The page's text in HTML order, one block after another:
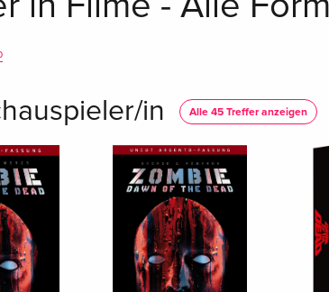
in Alle 45 Treffer anzeigen